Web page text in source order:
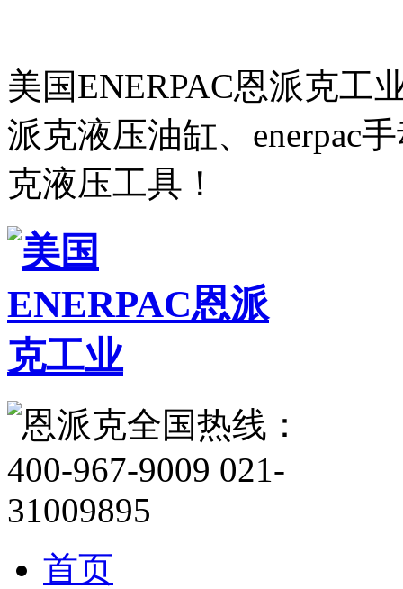
美国ENERPAC恩派克工
派克液压油缸、enerpac
克液压工具！
首页